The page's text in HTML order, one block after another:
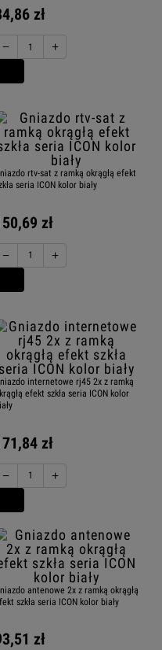
komputerowe
multimedialne
USB
antenowe
kwadratowe
zł
− +
rtv-sat z ramką okrągłą efekt
seria ICON kolor biały
zł
− +
internetowe rj45 2x z ramką
efekt szkła seria ICON kolor
zł
− +
antenowe 2x z ramką okrągłą
szkła seria ICON kolor biały
zł